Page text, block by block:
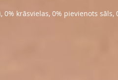
0% krāsvielas, 0% pievienots